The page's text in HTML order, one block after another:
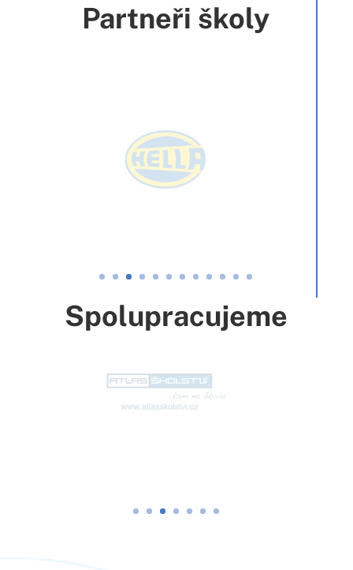
Partneři školy
Spolupracujeme